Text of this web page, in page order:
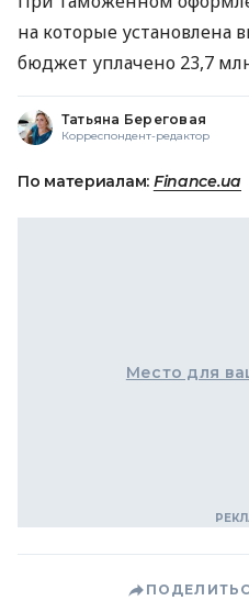
на которые установлена
бюджет уплачено 23,7
Татьяна Береговая
Корреспондент-редактор
По материалам: Finance.ua
Место для